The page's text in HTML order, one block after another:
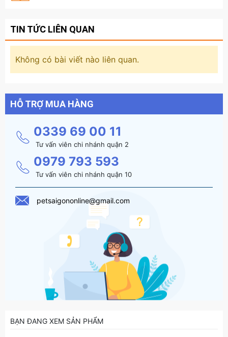
TIN TỨC LIÊN QUAN
Không có bài viết nào liên quan.
HỖ TRỢ MUA HÀNG
0339 69 00 11
Tư vấn viên chi nhánh quận 2
0979 793 593
Tư vấn viên chi nhánh quận 10
petsaigononline@gmail.com
BẠN ĐANG XEM SẢN PHẨM